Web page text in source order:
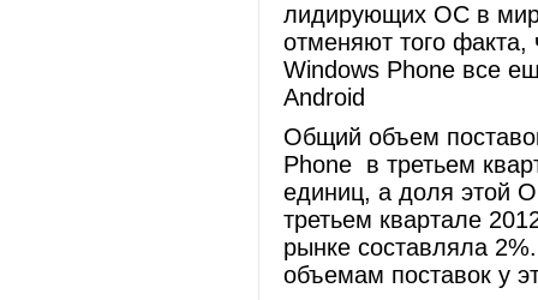
лидирующих ОС в
отменяют того
Windows Phone все
Android
Общий объем
Phone в третьем
единиц, а доля этой
третьем квартале
рынке составляла
объемам поставок у